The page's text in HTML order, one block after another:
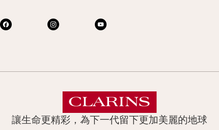
讓生命更精彩，為下一代留下更加美麗的地球